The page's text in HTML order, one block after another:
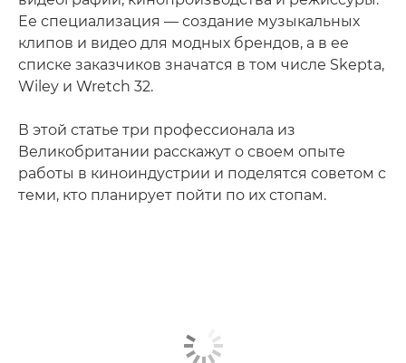
Ее специализация — создание музыкальных
клипов и видео для модных брендов, а в ее
списке заказчиков значатся в том числе Skepta,
Wiley и Wretch 32.
В этой статье три профессионала из
Великобритании расскажут о своем опыте
работы в киноиндустрии и поделятся советом с
теми, кто планирует пойти по их стопам.